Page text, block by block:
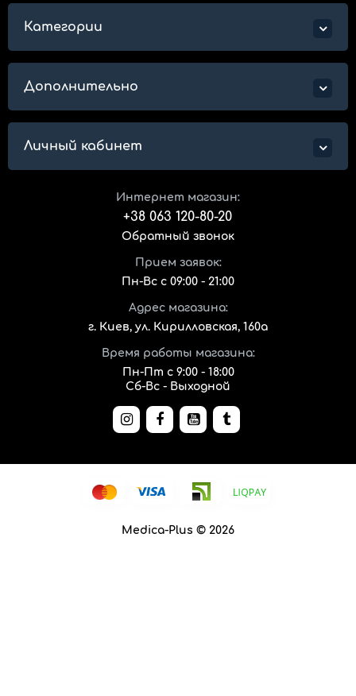
Категории
Дополнительно
Личный кабинет
Интернет магазин:
+38 063 120-80-20
Обратный звонок
Прием заявок:
Пн-Вс с 09:00 - 21:00
Адрес магазина:
г. Киев, ул. Кирилловская, 160а
Время работы магазина:
Пн-Пт с 9:00 - 18:00
Сб-Вс - Выходной
Medica-Plus © 2026